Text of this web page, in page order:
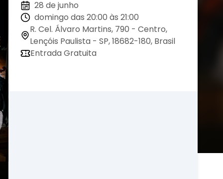
28 de junho
domingo das 20:00 às 21:00
R. Cel. Álvaro Martins, 790 - Centro,
Lençóis Paulista - SP, 18682-180, Brasil
Entrada Gratuita